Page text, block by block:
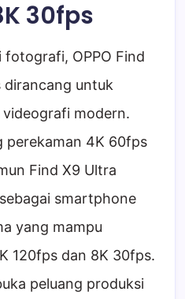
30fps
OPPO Find
dirancang untuk
modern.
perekaman 4K 60fps
Find X9 Ultra
smartphone
yang mampu
120fps dan 8K 30fps.
peluang produksi